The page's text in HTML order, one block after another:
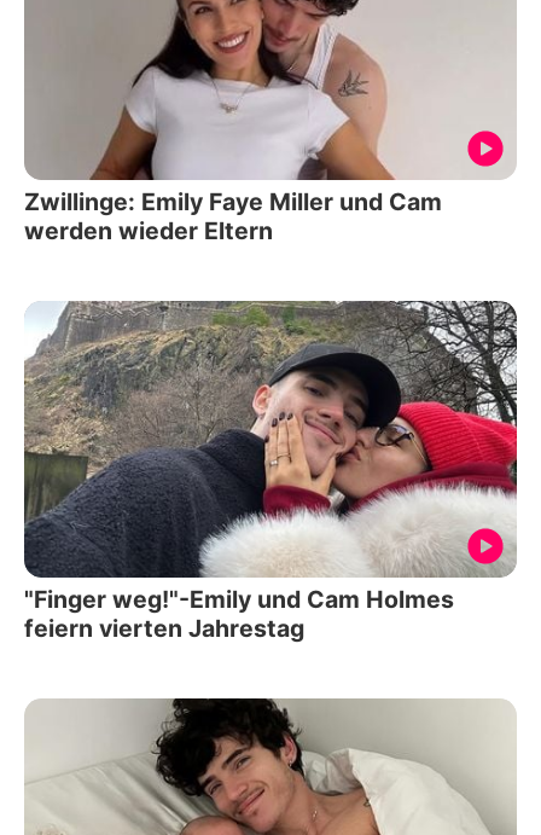
Zwillinge: Emily Faye Miller und Cam
werden wieder Eltern
"Finger weg!"-Emily und Cam Holmes
feiern vierten Jahrestag